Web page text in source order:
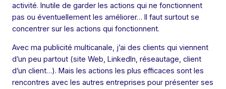
activité. Inutile de garder les actions qui ne fonctionnent
pas ou éventuellement les améliorer… Il faut surtout se
concentrer sur les actions qui fonctionnent.
Avec ma publicité multicanale, j’ai des clients qui viennent
d’un peu partout (site Web, LinkedIn, réseautage, client
d’un client…). Mais les actions les plus efficaces sont les
rencontres avec les autres entreprises pour présenter ses